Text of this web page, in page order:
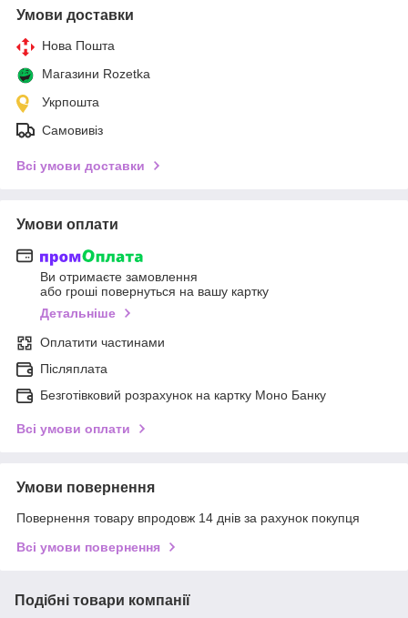
Умови доставки
Нова Пошта
Магазини Rozetka
Укрпошта
Самовивіз
Всі умови доставки
Умови оплати
Ви отримаєте замовлення
або гроші повернуться на вашу картку
Детальніше
Оплатити частинами
Післяплата
Безготівковий розрахунок на картку Моно Банку
Всі умови оплати
Умови повернення
Повернення товару впродовж 14 днів за рахунок покупця
Всі умови повернення
Подібні товари компанії